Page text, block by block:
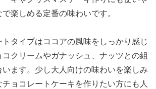
楽しめる定番の味わいです。
タイプはココアの風味をしっかり感じ
クリームやガナッシュ、ナッツとの組
ます。少し大人向けの味わいを楽しみ
ョコレートケーキを作りたい方にも人